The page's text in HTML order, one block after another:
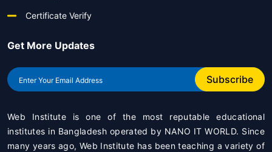
Certificate Verify
Get More Updates
Subscribe
Web Institute is one of the most reputable educational
institutes in Bangladesh operated by NANO IT WORLD. Since
many years ago, Web Institute has been teaching a variety of